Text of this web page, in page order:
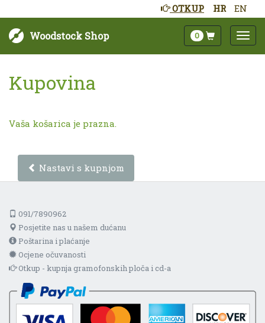
HR EN
OTKUP
Woodstock Shop 0
Kupovina
Vaša košarica je prazna.
Nastavi s kupnjom
091/7890962
Posjetite nas u našem dućanu
Poštarina i plaćanje
Ocjene očuvanosti
Otkup - kupnja gramofonskih ploča i cd-a